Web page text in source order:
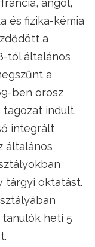
angol,
és fizika-kémia
a
tól általános
a
ben orosz
indult.
integrált
általános
tárgyi oktatást.
tanulók heti 5